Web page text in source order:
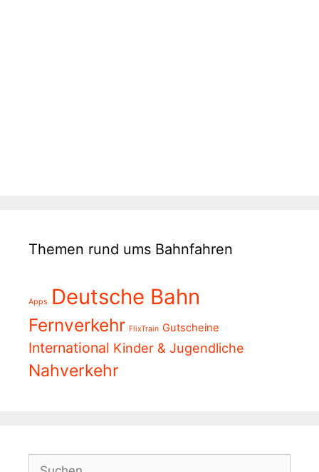
Themen rund ums Bahnfahren
Apps Deutsche Bahn
Fernverkehr FlixTrain Gutscheine
International Kinder & Jugendliche
Nahverkehr
Suchen